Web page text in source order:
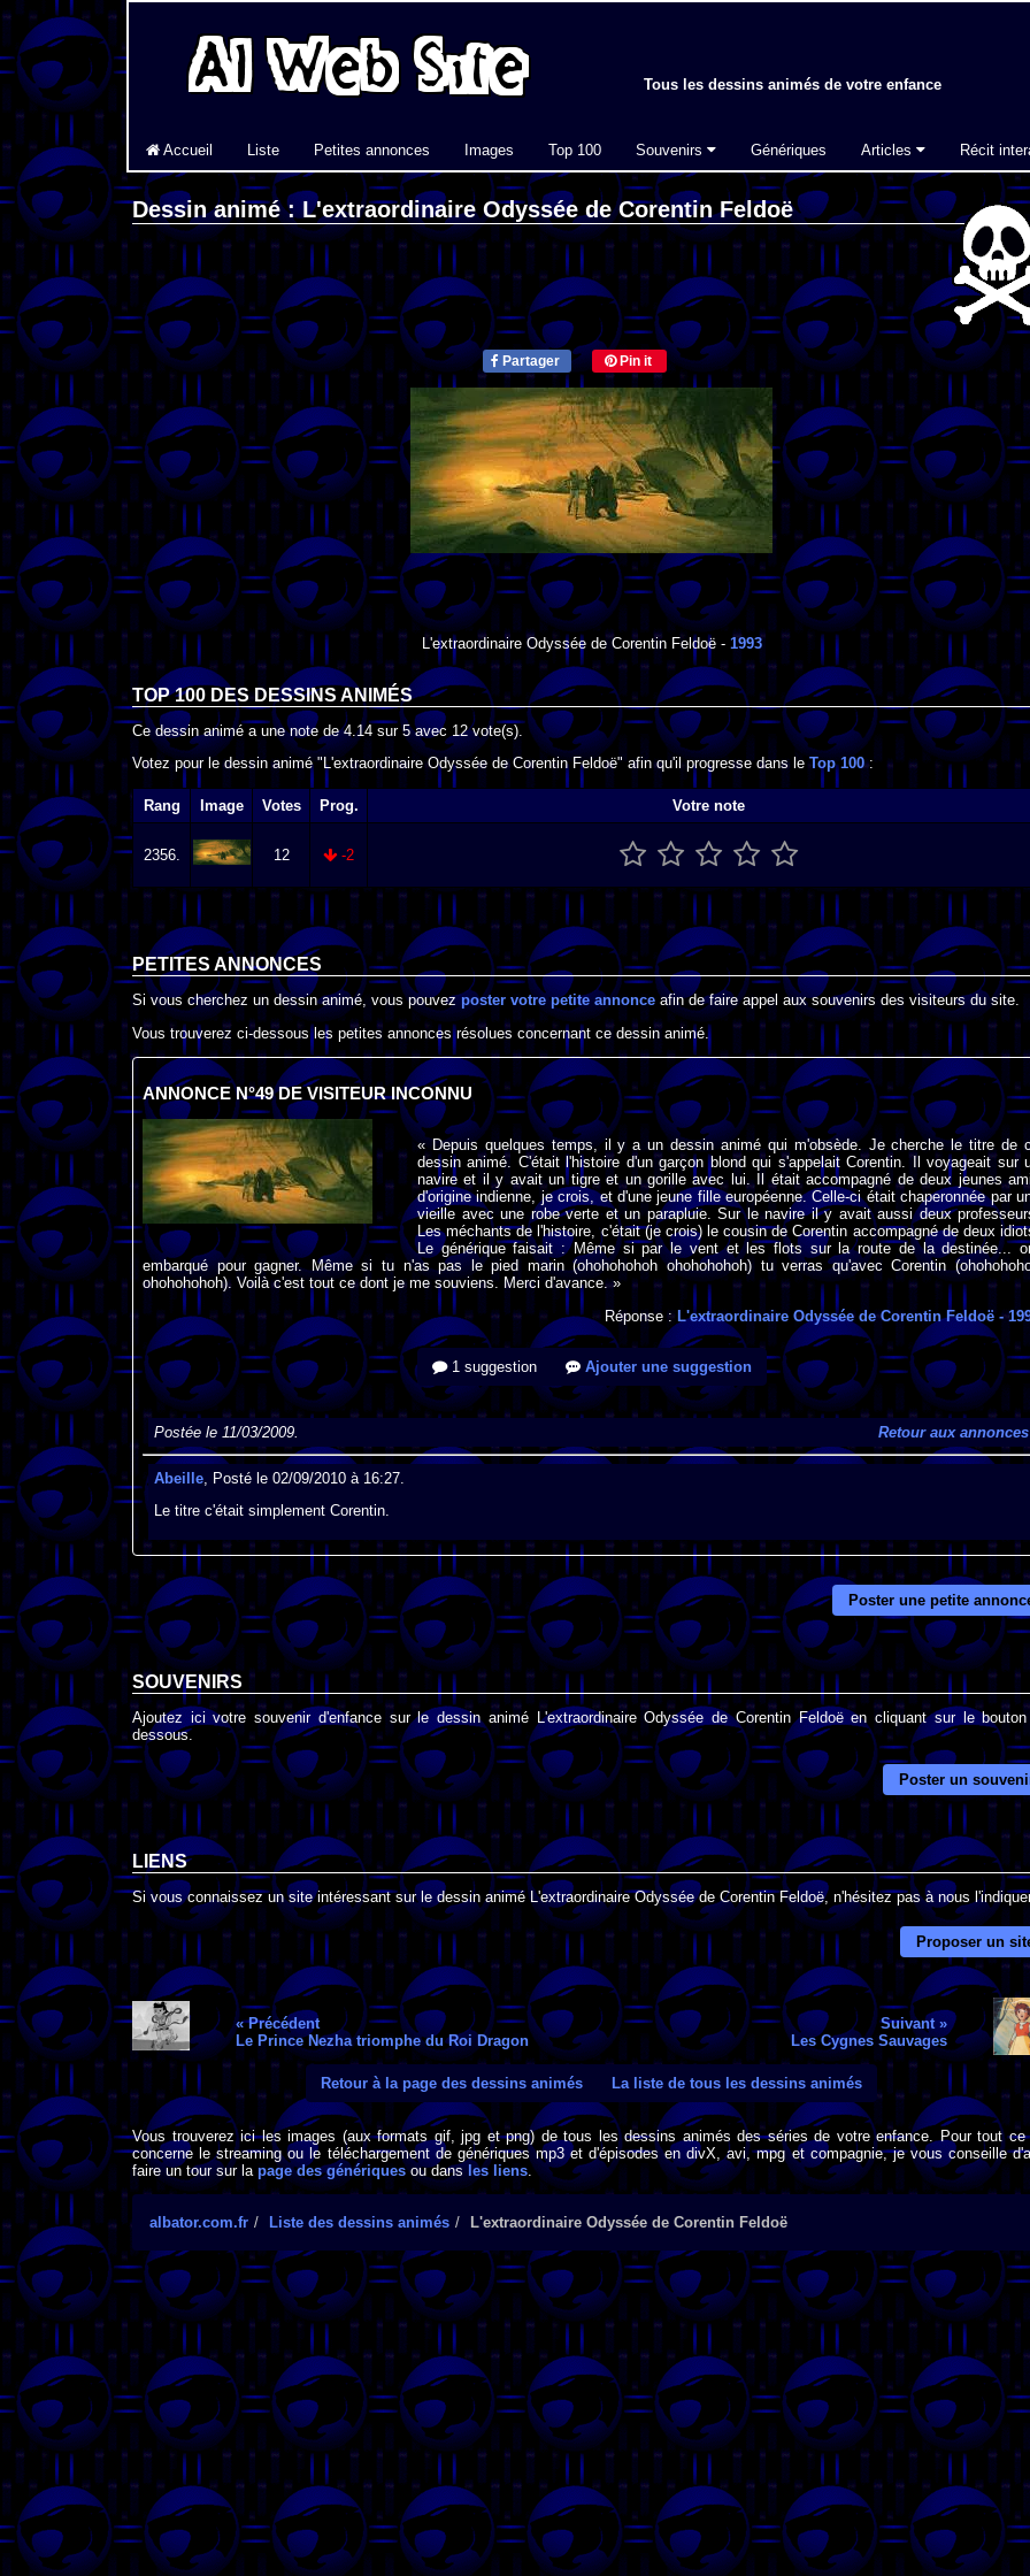
Tous les dessins animés de votre enfance
Accueil Liste Petites annonces Images Top 100 Souvenirs Génériques Articles Récit
Dessin animé : L'extraordinaire Odyssée de Corentin Feldoë
Partager Pin it
L'extraordinaire Odyssée de Corentin Feldoë- 1993
TOP 100 DESDESSINS ANIMÉS
Ce dessin animé a une note de4.14 sur5avec 12vote(s).
Votez pour le dessin animé "L'extraordinaire Odyssée de Corentin Feldoë" afin qu'il progresse dans leTop 100:
Rang Image Votes Prog. Votre note
2356. 12 -2
PETITES ANNONCES
Si vous cherchez un dessin animé, vous pouvezposter votre petite annonce afin de faire appel aux souvenirs des visiteurs du site.
Vous trouverez ci-dessous les petites annonces résolues concernant ce dessin animé.
ANNONCE N°49 DE VISITEUR INCONNU
« Depuis quelques temps, il y a un dessin animé qui m'obsède. Je cherche le titre de
dessin animé. C'était l'histoire d'un garçon blond qui s'appelait Corentin. Il voyageait sur
navire et il y avait un tigre et un gorille avec lui. Il était accompagné de deux jeunes
d'origine indienne, je crois, et d'une jeune fille européenne. Celle-ci était chaperonnée par
vieille avec une robe verte et un parapluie. Sur le navire il y avait aussi deux
Les méchants de l'histoire, c'était (je crois) le cousin de Corentin accompagné de deux
Le générique faisait : Même si par le vent et les flots sur la route de la destinée...
embarqué pour gagner. Même si tu n'as pas le pied marin (ohohohohoh ohohohohoh) tu verras qu'avec Corentin
ohohohohoh). Voilà c'est tout ce dont je me souviens. Merci d'avance. »
Réponse :L'extraordinaire Odyssée de Corentin Feldoë-
1 suggestion Ajouter une suggestion
Postée le 11/03/2009. Retour aux annonces
Abeille, Posté le 02/09/2010 à 16:27.
Le titre c'était simplement Corentin.
Poster une petite
SOUVENIRS
Ajoutez ici votre souvenir d'enfance sur le dessin animé L'extraordinaire Odyssée de Corentin Feldoë en cliquant sur le
dessous.
Poster un
LIENS
Si vous connaissez un site intéressant sur le dessin animé L'extraordinaire Odyssée de Corentin Feldoë, n'hésitez pas à nous
Proposer un
« Précédent
Le Prince Nezha triomphe du Roi Dragon
Suivant »
Les Cygnes Sauvages
Retour à la page des dessins animés La liste de tous les dessins animés
Vous trouverez ici les images (aux formats gif, jpg et png) de tous les dessins animés des séries de votre enfance. Pour tout ce
concerne le streaming ou le téléchargement de génériques mp3 et d'épisodes en divX, avi, mpg et compagnie, je vous conseille
faire un tour sur la page des génériquesou dans les liens
albator.com.fr Liste des dessins animés L'extraordinaire Odyssée de Corentin Feldoë